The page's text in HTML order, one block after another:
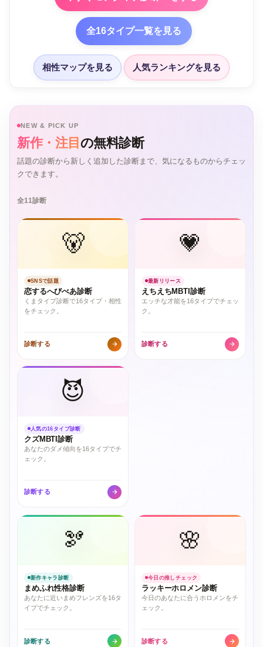
全16タイプ一覧を見る
相性マップを見る 人気ランキングを見る
NEW & PICK UP
新作・注目 の無料診断
話題の診断から新しく追加した診断まで、気になるものからチェッ
クできます。
全11診断
🐻
SNSで話題
恋するへびべあ診断
くまタイプ診断で16タイプ・相性
をチェック。
診断する
💗
最新リリース
えちえちMBTI診断
エッチな才能を16タイプでチェッ
ク。
診断する
😈
人気の16タイプ診断
クズMBTI診断
あなたのダメ傾向を16タイプでチ
ェック。
診断する
🫘
新作キャラ診断
まめふれ性格診断
あなたに近いまめフレンズを16タ
イプでチェック。
診断する
🌸
今日の推しチェック
ラッキーホロメン診断
今日のあなたに合うホロメンをチ
ェック。
診断する